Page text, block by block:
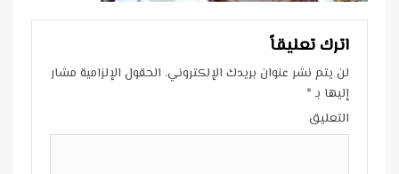
اترك تعليقاً
لن يتم نشر عنوان بريدك الإلكتروني. الحقول الإلزامية مشار
إليها بـ*
التعليق